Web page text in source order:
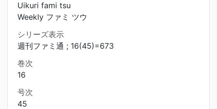
Uikuri fami tsu
Weekly ファミ ツウ
シリーズ表示
週刊ファミ通 ; 16(45)=673
巻次
16
号次
45